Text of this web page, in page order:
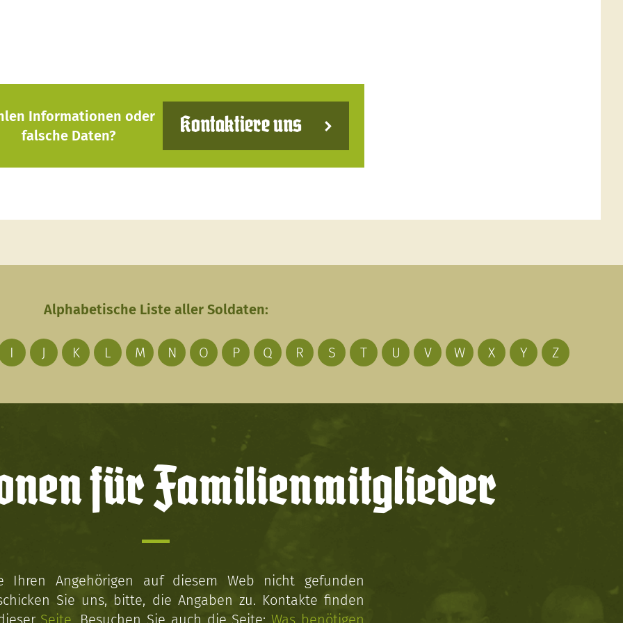
Informationen oder
falsche Daten?
Kontaktiere uns
Alphabetische Liste aller Soldaten:
I J K L M N O P Q R S T U V W X Y Z
für Familienmitglieder
Ihren Angehörigen auf diesem Web nicht gefunden
Sie uns, bitte, die Angaben zu. Kontakte finden
Seite . Besuchen Sie auch die Seite:Was benötigen